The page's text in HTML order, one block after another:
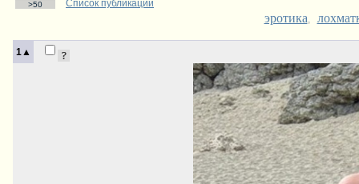
>50 Список публикаций
эротика,
1▲